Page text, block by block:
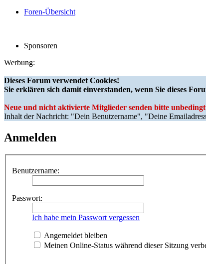
Foren-Übersicht
Sponsoren
Werbung:
Dieses Forum verwendet Cookies!
Sie erklären sich damit einverstanden, wenn Sie dieses
Neue und nicht aktivierte Mitglieder senden bitte
Inhalt der Nachricht: "Dein Benutzername", "Deine
Anmelden
Benutzername:
Passwort:
Ich habe mein Passwort vergessen
Angemeldet bleiben
Meinen Online-Status während dieser Sitzung